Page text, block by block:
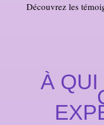
Découvrez les
À QUI